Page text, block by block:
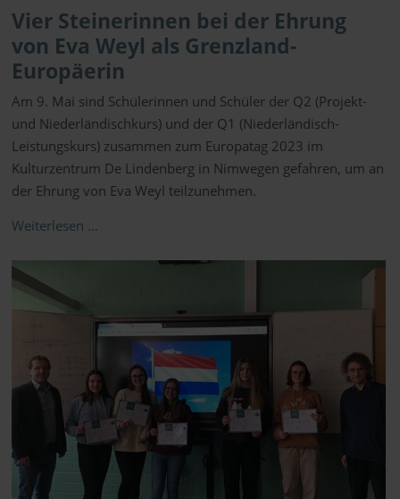
Vier Steinerinnen bei der Ehrung
von Eva Weyl als Grenzland-
Europäerin
Am 9. Mai sind Schülerinnen und Schüler der Q2 (Projekt-
und Niederländischkurs) und der Q1 (Niederländisch-
Leistungskurs) zusammen zum Europatag 2023 im
Kulturzentrum De Lindenberg in Nimwegen gefahren, um an
der Ehrung von Eva Weyl teilzunehmen.
Weiterlesen …